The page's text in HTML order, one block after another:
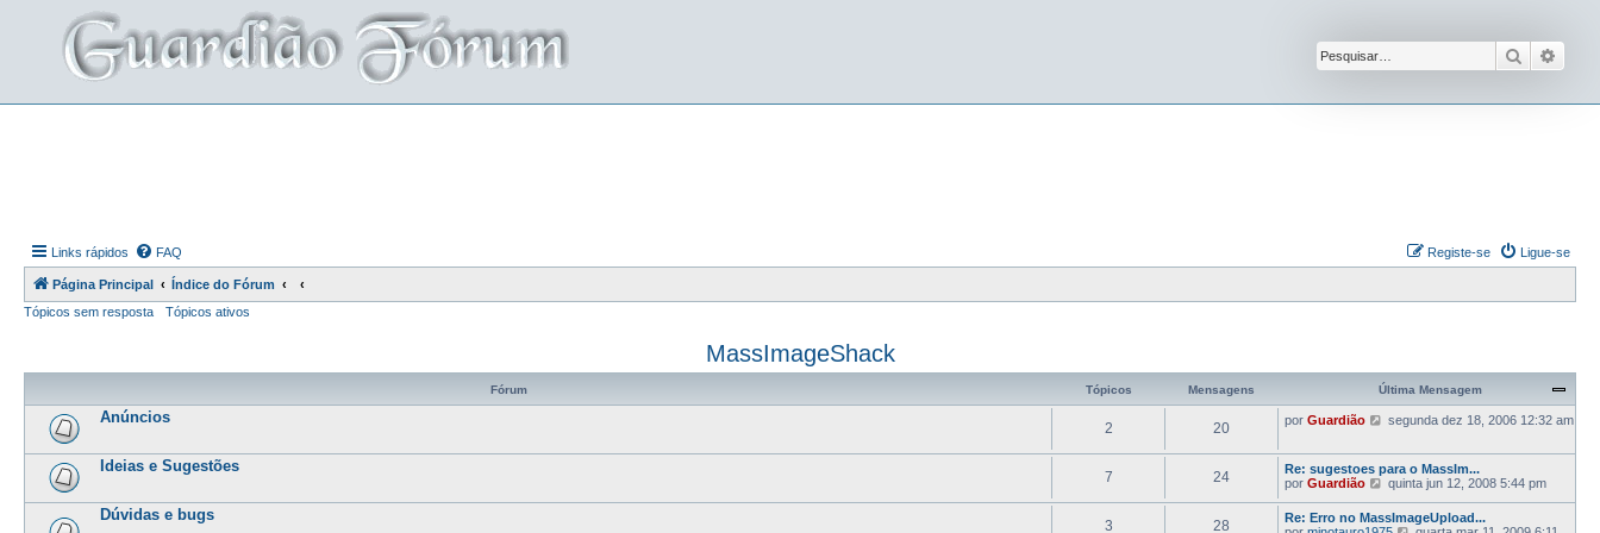
Pesquisar
Links rápidos FAQ Ligue-se
Registe-se
Página Principal
Índice do Fórum
Tópicos sem resposta
Tópicos ativos
MassImageShack
Fórum Tópicos Mensagens Última Mensagem
Anúncios
2 20 por Guardião
V
a
ú
l
t
segunda dez 18, 2006 12:32 am
Ideias e Sugestões
7 24
Re: sugestoes para o MassIm...
por Guardião
V
a
quinta jun 12, 2008 5:44 pm
Dúvidas e bugs
3 28
Re: Erro no MassImageUpload...